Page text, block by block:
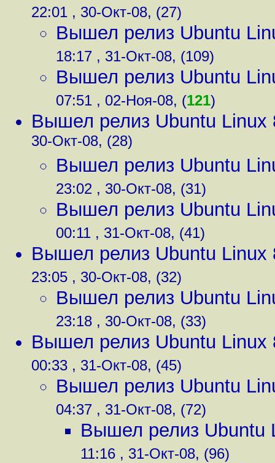
22:01 , 30-Окт-08, (27)
Вышел релиз Ubuntu
18:17 , 31-Окт-08, (109)
Вышел релиз Ubuntu
07:51 , 02-Ноя-08, (121)
Вышел релиз Ubuntu Linux
30-Окт-08, (28)
Вышел релиз Ubuntu
23:02 , 30-Окт-08, (31)
Вышел релиз Ubuntu
00:11 , 31-Окт-08, (41)
Вышел релиз Ubuntu Linux
23:05 , 30-Окт-08, (32)
Вышел релиз Ubuntu
23:18 , 30-Окт-08, (33)
Вышел релиз Ubuntu Linux
00:33 , 31-Окт-08, (45)
Вышел релиз Ubuntu
04:37 , 31-Окт-08, (72)
Вышел релиз Ubuntu
11:16 , 31-Окт-08, (96)